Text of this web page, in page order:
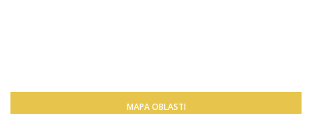
MAPA OBLASTI